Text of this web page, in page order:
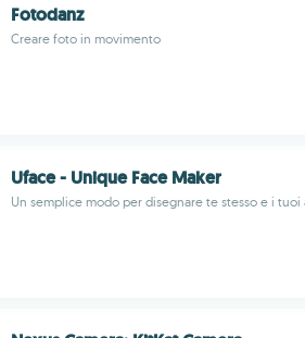
Fotodanz
Creare foto in movimento
Uface - Unique Face Maker
Un semplice modo per disegnare te stesso e i tuoi